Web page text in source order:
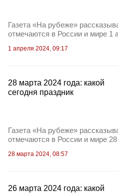
Газета «На рубеже»
отмечаются в России и мире 1
1 апреля 2024, 09:17
28 марта 2024 года: какой
сегодня праздник
Газета «На рубеже»
отмечаются в России и мире 28
28 марта 2024, 08:57
26 марта 2024 года: какой